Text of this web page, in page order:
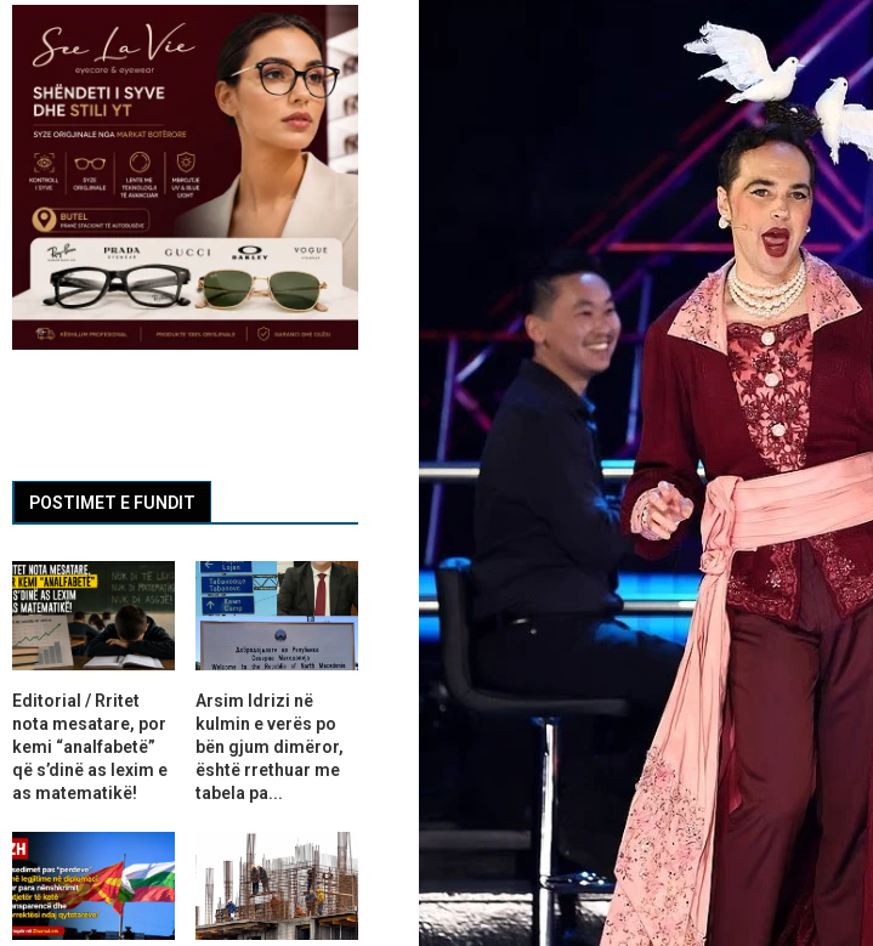
POSTIMET E FUNDIT
Editorial / Rritet
nota mesatare, por
kemi “analfabetë”
që s’dinë as lexim e
as matematikë!
Arsim Idrizi në
kulmin e verës po
bën gjum dimëror,
është rrethuar me
tabela pa...